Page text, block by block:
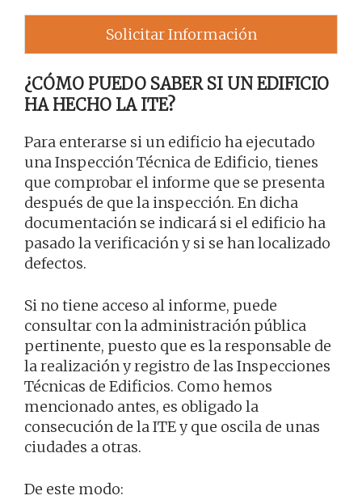
Solicitar Información
¿CÓMO PUEDO SABER SI UN EDIFICIO
HA HECHO LA ITE?
Para enterarse si un edificio ha ejecutado
una Inspección Técnica de Edificio, tienes
que comprobar el informe que se presenta
después de que la inspección. En dicha
documentación se indicará si el edificio ha
pasado la verificación y si se han localizado
defectos.
Si no tiene acceso al informe, puede
consultar con la administración pública
pertinente, puesto que es la responsable de
la realización y registro de las Inspecciones
Técnicas de Edificios. Como hemos
mencionado antes, es obligado la
consecución de la ITE y que oscila de unas
ciudades a otras.
De este modo: